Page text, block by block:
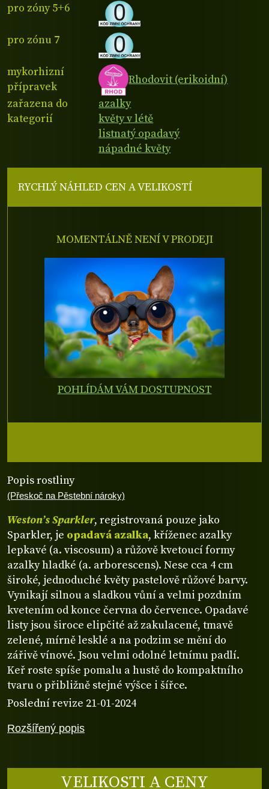
pro zóny 5+6
pro zónu 7
mykorhizní
přípravek
Rhodovit (erikoidní)
zařazena do
kategorií
azalky
květy v létě
listnatý opadavý
nápadné květy
Rozšířený popis
Popis rostliny
(Přeskoč na Pěstební nároky)
Weston’s Sparkler, registrovaná pouze jako
Sparkler, je opadavá azalka, kříženec azalky
lepkavé (a. viscosum) a růžově kvetoucí formy
azalky hladké (a. arborescens). Nese cca 4 cm
široké, jednoduché květy pastelově růžové barvy.
Vynikají silnou a sladkou vůní a velmi pozdním
kvetením od konce června do července. Opadavé
listy jsou široce elipčité až zakulacené, tmavě
zelené, mírně lesklé a na podzim se mění do
zářivě vínové. Jsou velmi odolné letnímu padlí.
Keř roste spíše pomalu a hustě do kompaktního
tvaru o přibližně stejné výšce i šířce.
Poslední revize 21-01-2024
VELIKOSTI A CENY
RYCHLÝ NÁHLED CEN A VELIKOSTÍ
MOMENTÁLNĚ NENÍ V PRODEJI
POHLÍDÁM VÁM DOSTUPNOST